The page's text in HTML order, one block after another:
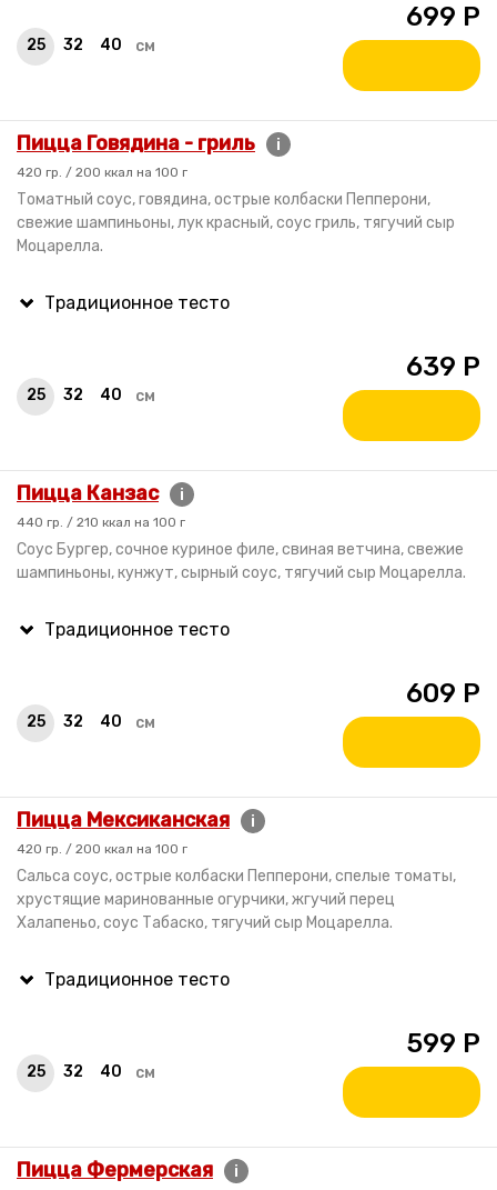
25 32 40 см
699 Р
Пицца Говядина - гриль i
420 гр. / 200 ккал на 100 г
Томатный соус, говядина, острые колбаски Пепперони,
свежие шампиньоны, лук красный, соус гриль, тягучий сыр
Моцарелла.
25 32 40 см
639 Р
Пицца Канзас i
440 гр. / 210 ккал на 100 г
Cоус Бургер, сочное куриное филе, свиная ветчина, свежие
шампиньоны, кунжут, сырный соус, тягучий сыр Моцарелла.
25 32 40 см
609 Р
Пицца Мексиканская i
420 гр. / 200 ккал на 100 г
Сальса соус, острые колбаски Пепперони, спелые томаты,
хрустящие маринованные огурчики, жгучий перец
Халапеньо, соус Табаско, тягучий сыр Моцарелла.
25 32 40 см
599 Р
Пицца Фермерская i